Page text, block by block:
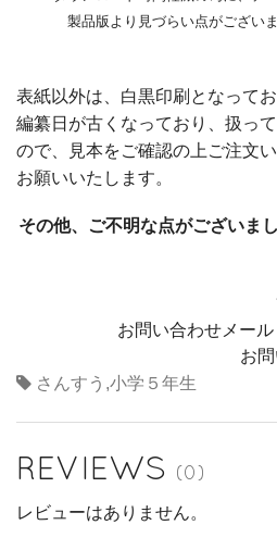
製品版より見づらい点がござい
表紙以外は、白黒印刷となってお
編纂日が古くなっており、扱っ
ので、見本をご確認の上ご注文
お願いいたします。
その他、ご不明な点がございま
お問い合わせメール
お
さんすう ,小学５年生
REVIEWS (0)
レビューはありません。